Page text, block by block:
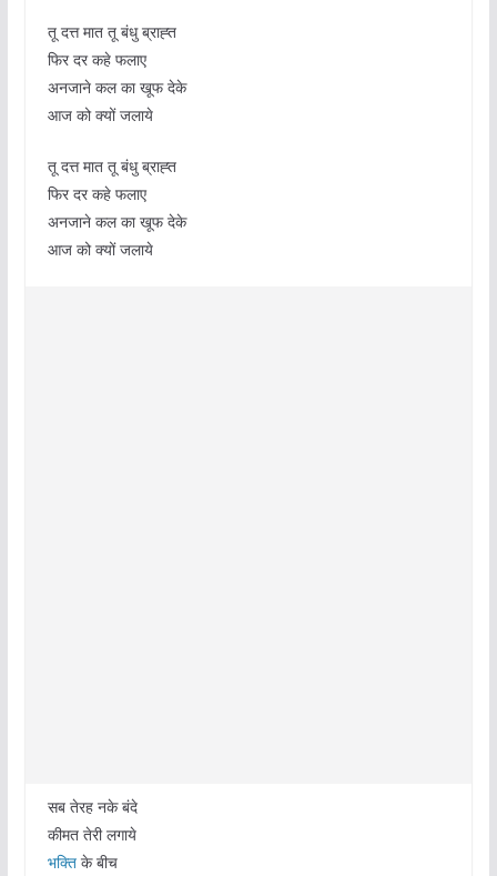
तू दत्त मात तू बंधु ब्राह्त
फिर दर कहे फलाए
अनजाने कल का खूफ देके
आज को क्यों जलाये
तू दत्त मात तू बंधु ब्राह्त
फिर दर कहे फलाए
अनजाने कल का खूफ देके
आज को क्यों जलाये
सब तेरह नके बंदे
कीमत तेरी लगाये
भक्तिके बीच